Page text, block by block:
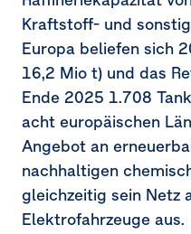
Kraftstoff- und
Europa beliefen sich
16,2 Mio t) und das
Ende 2025 1.708
acht europäischen
Angebot an
nachhaltigen
gleichzeitig sein Netz
Elektrofahrzeuge aus.